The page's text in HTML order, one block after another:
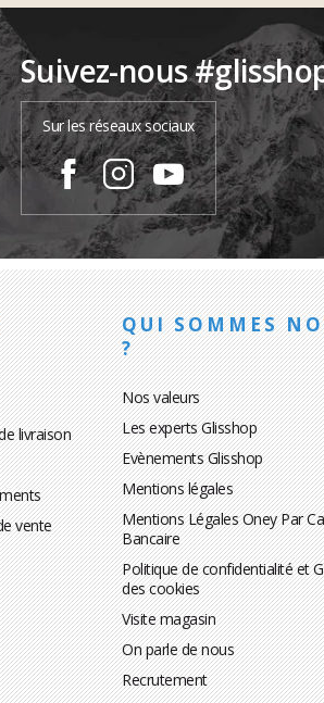
Suivez-nous
Sur les réseaux sociaux
livraison
vente
QUI SOMMES
?
Nos valeurs
Les experts Glisshop
Evènements Glisshop
Mentions légales
Mentions Légales Oney Par
Bancaire
Politique de confidentialité et
des cookies
Visite magasin
On parle de nous
Recrutement